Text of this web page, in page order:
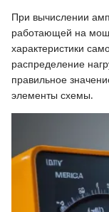
При вычислении
работающей на
характеристики
распределение
правильное
элементы схемы.